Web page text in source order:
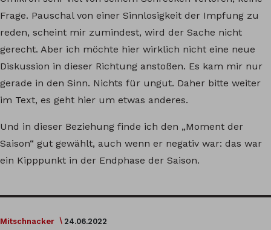
Frage. Pauschal von einer Sinnlosigkeit der Impfung zu
reden, scheint mir zumindest, wird der Sache nicht
gerecht. Aber ich möchte hier wirklich nicht eine neue
Diskussion in dieser Richtung anstoßen. Es kam mir nur
gerade in den Sinn. Nichts für ungut. Daher bitte weiter
im Text, es geht hier um etwas anderes.
Und in dieser Beziehung finde ich den „Moment der
Saison“ gut gewählt, auch wenn er negativ war: das war
ein Kipppunkt in der Endphase der Saison.
Mitschnacker 24.06.2022